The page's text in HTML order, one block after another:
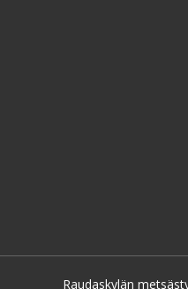
Raudaskylän